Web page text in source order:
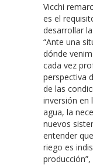
Vicchi
es el
desarrollar
“Ante una
dónde
cada vez
perspectiva
de las
inversión en
agua, la
nuevos
entender
riego es
producción”,